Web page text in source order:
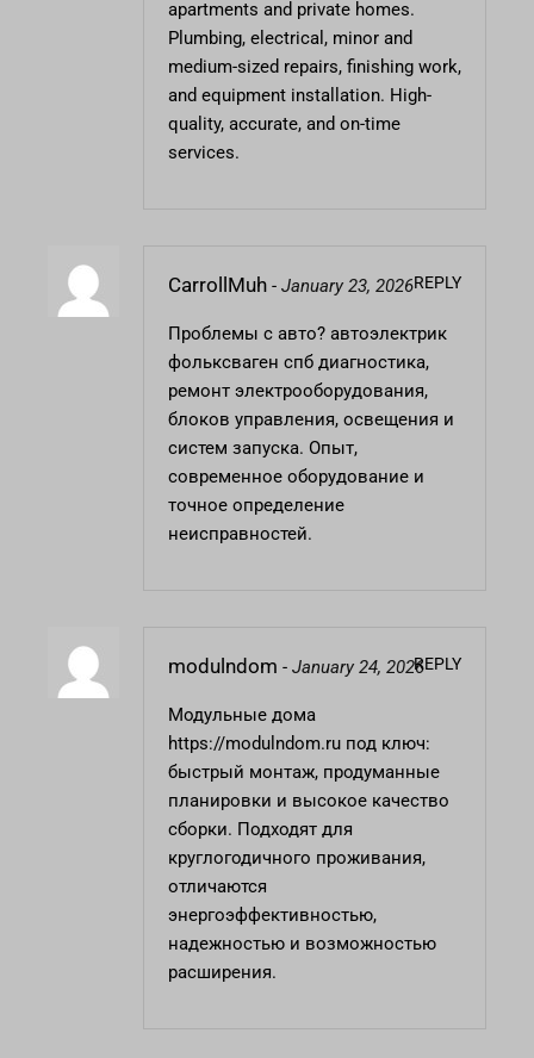
apartments and private homes.
Plumbing, electrical, minor and
medium-sized repairs, finishing work,
and equipment installation. High-
quality, accurate, and on-time
services.
CarrollMuh - January 23, 2026REPLY
Проблемы с авто? автоэлектрик
фольксваген спб диагностика,
ремонт электрооборудования,
блоков управления, освещения и
систем запуска. Опыт,
современное оборудование и
точное определение
неисправностей.
modulndom - January 24, 2026REPLY
Модульные дома
https://modulndom.ru под ключ:
быстрый монтаж, продуманные
планировки и высокое качество
сборки. Подходят для
круглогодичного проживания,
отличаются
энергоэффективностью,
надежностью и возможностью
расширения.